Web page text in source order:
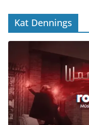
Kat Dennings